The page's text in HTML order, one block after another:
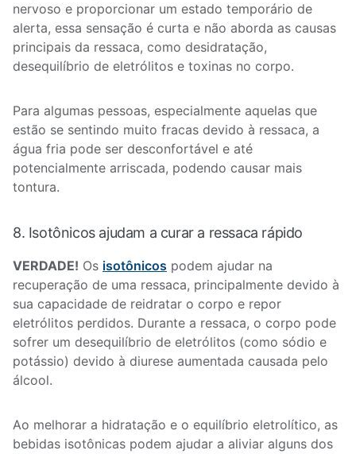
nervoso e proporcionar um estado temporário de
alerta, essa sensação é curta e não aborda as causas
principais da ressaca, como desidratação,
desequilíbrio de eletrólitos e toxinas no corpo.
Para algumas pessoas, especialmente aquelas que
estão se sentindo muito fracas devido à ressaca, a
água fria pode ser desconfortável e até
potencialmente arriscada, podendo causar mais
tontura.
8. Isotônicos ajudam a curar a ressaca rápido
VERDADE! Os isotônicos podem ajudar na
recuperação de uma ressaca, principalmente devido à
sua capacidade de reidratar o corpo e repor
eletrólitos perdidos. Durante a ressaca, o corpo pode
sofrer um desequilíbrio de eletrólitos (como sódio e
potássio) devido à diurese aumentada causada pelo
álcool.
Ao melhorar a hidratação e o equilíbrio eletrolítico, as
bebidas isotônicas podem ajudar a aliviar alguns dos